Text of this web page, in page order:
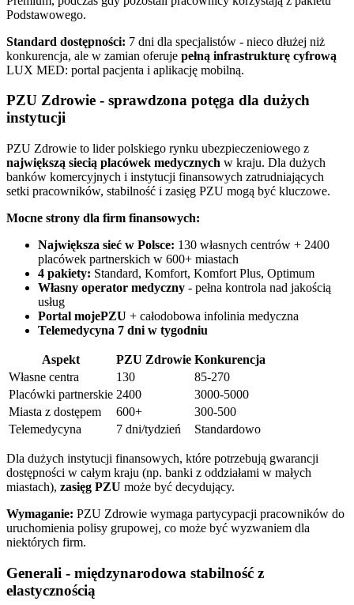
Podstawowego.
Standard dostępności: 7 dni dla specjalistów - nieco dłużej niż
konkurencja, ale w zamian oferuje pełną infrastrukturę cyfrową
LUX MED: portal pacjenta i aplikację mobilną.
PZU Zdrowie - sprawdzona potęga dla dużych
instytucji
PZU Zdrowie to lider polskiego rynku ubezpieczeniowego z
największą siecią placówek medycznych w kraju. Dla dużych
banków komercyjnych i instytucji finansowych zatrudniających
setki pracowników, stabilność i zasięg PZU mogą być kluczowe.
Mocne strony dla firm finansowych:
Największa sieć w Polsce: 130 własnych centrów + 2400
placówek partnerskich w 600+ miastach
4 pakiety: Standard, Komfort, Komfort Plus, Optimum
Własny operator medyczny - pełna kontrola nad jakością
usług
Portal mojePZU + całodobowa infolinia medyczna
Telemedycyna 7 dni w tygodniu
Aspekt PZU Zdrowie Konkurencja
Własne centra
130
85-270
Placówki partnerskie 2400
3000-5000
Miasta z dostępem
600+
300-500
Telemedycyna
7 dni/tydzień Standardowo
Dla dużych instytucji finansowych, które potrzebują gwarancji
dostępności w całym kraju (np. banki z oddziałami w małych
miastach), zasięg PZU może być decydujący.
Wymaganie: PZU Zdrowie wymaga partycypacji pracowników do
uruchomienia polisy grupowej, co może być wyzwaniem dla
niektórych firm.
Generali - międzynarodowa stabilność z
elastycznością